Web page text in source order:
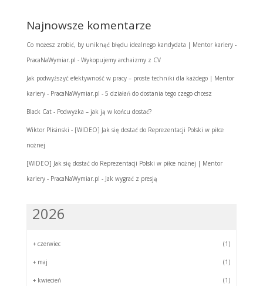
Najnowsze komentarze
Co możesz zrobić, by uniknąć błędu idealnego kandydata | Mentor kariery -
PracaNaWymiar.pl - Wykopujemy archaizmy z CV
Jak podwyższyć efektywność w pracy – proste techniki dla każdego | Mentor
kariery - PracaNaWymiar.pl - 5 działań do dostania tego czego chcesz
Black Cat- Podwyżka – jak ją w końcu dostać?
Wiktor Plisinski - [WIDEO] Jak się dostać do Reprezentacji Polski w piłce
nożnej
[WIDEO] Jak się dostać do Reprezentacji Polski w piłce nożnej | Mentor
kariery - PracaNaWymiar.pl - Jak wygrać z presją
2026
+ czerwiec (1)
+ maj (1)
+ kwiecień (1)